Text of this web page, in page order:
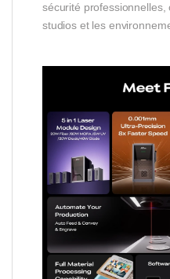
sécurité
studios et les